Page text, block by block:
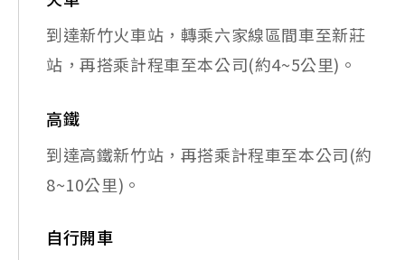
到達新竹火車站，轉乘六家線區間車至新莊
站，再搭乘計程車至本公司(約4~5公里)。
高鐵
到達高鐵新竹站，再搭乘計程車至本公司(約
8~10公里)。
自行開車